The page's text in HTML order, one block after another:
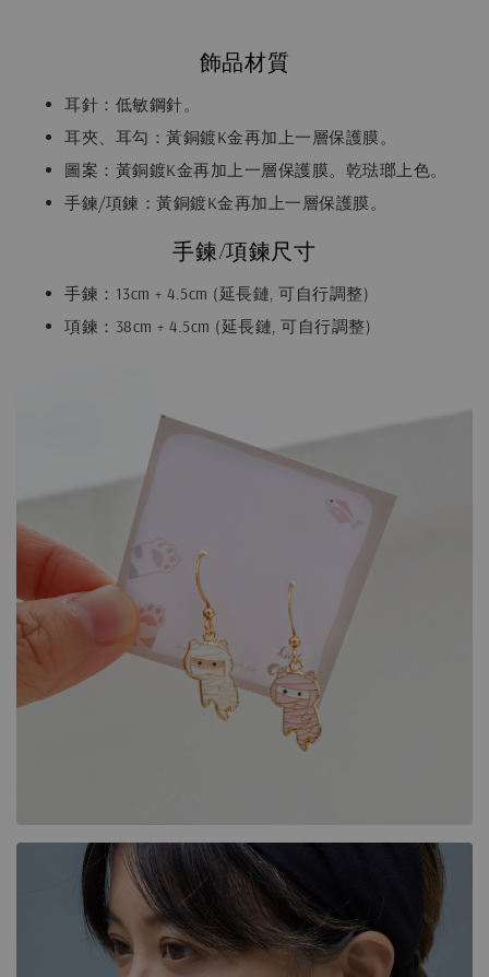
飾品材質
耳針：低敏鋼針。
耳夾、耳勾：黃銅鍍K金再加上一層保護膜。
圖案：黃銅鍍K金再加上一層保護膜。乾琺瑯上色。
手鍊/項鍊：黃銅鍍K金再加上一層保護膜。
手鍊/項鍊尺寸
手鍊：13cm + 4.5cm (延長鏈, 可自行調整)
項鍊：38cm + 4.5cm (延長鏈, 可自行調整)